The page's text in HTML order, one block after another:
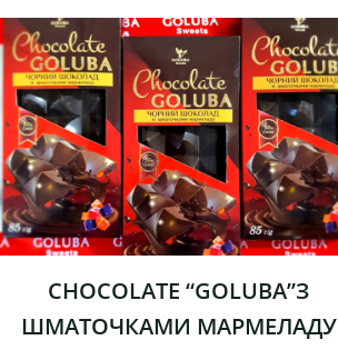
CHOCOLATE “GOLUBA”З
ШМАТОЧКАМИ МАРМЕЛАДУ